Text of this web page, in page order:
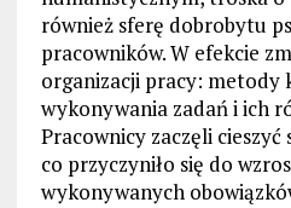
również sferę dobrobytu
pracowników. W efekcie
organizacji pracy: metody
wykonywania zadań i ich
Pracownicy zaczęli
co przyczyniło się do
wykonywanych